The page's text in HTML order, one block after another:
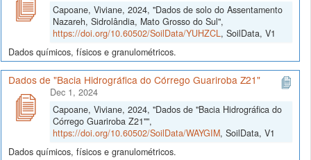
Capoane, Viviane, 2024, "Dados de solo do Assentamento
Nazareh, Sidrolândia, Mato Grosso do Sul",
https://doi.org/10.60502/SoilData/YUHZCL, SoilData, V1
Dados químicos, físicos e granulométricos.
Dados de "Bacia Hidrográfica do Córrego Guariroba Z21"
Dec 1, 2024
Capoane, Viviane, 2024, "Dados de "Bacia Hidrográfica do
Córrego Guariroba Z21"",
https://doi.org/10.60502/SoilData/WAYGIM, SoilData, V1
Dados químicos, físicos e granulométricos.